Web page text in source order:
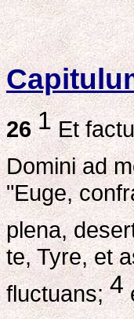
26 1Et
Domini ad
"Euge,
plena,
te, Tyre, et
fluctuans;4